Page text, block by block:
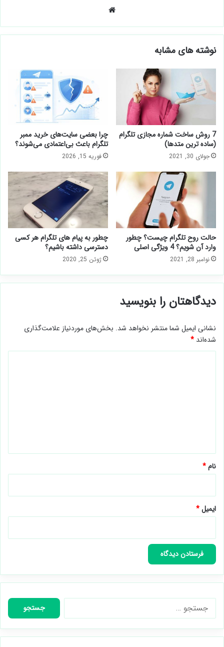
نوشته های مشابه
7 روش ساخت شماره مجازی تلگرام
(ساده ترین متدها)
جولای 30, 2021
چرا بعضی سایت‌های خرید ممبر
تلگرام باعث بی‌اعتمادی می‌شوند؟
فوریه 15, 2026
حالت روح تلگرام چیست؟ چطور
وارد آن شویم؟ 4 ویژگی اصلی
نوامبر 28, 2021
چطور به پیام های تلگرام هر کسی
دسترسی داشته باشیم؟
ژوئن 25, 2020
دیدگاهتان را بنویسید
نشانی ایمیل شما منتشر نخواهد شد. بخش‌های موردنیاز علامت‌گذاری
شده‌اند *
نام*
ایمیل*
جستجو
برای: